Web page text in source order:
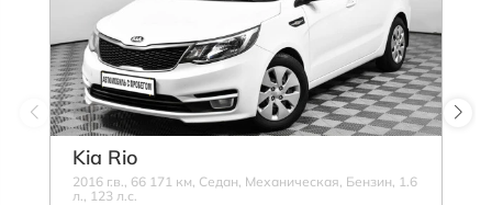
Kia Rio
2016 г.в., 66 171 км, Седан, Механическая, Бензин, 1.6
л., 123 л.с.